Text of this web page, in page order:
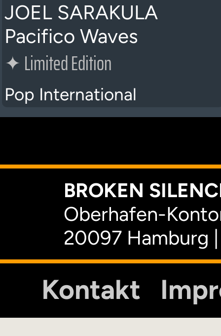
JOEL SARAKULA
Pacifico Waves
✦Limited Edition
Pop International
BROKEN
Oberhafen-
20097 Hamburg
Kontakt